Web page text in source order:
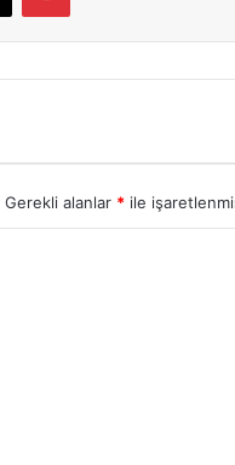
Gerekli alanlar * ile